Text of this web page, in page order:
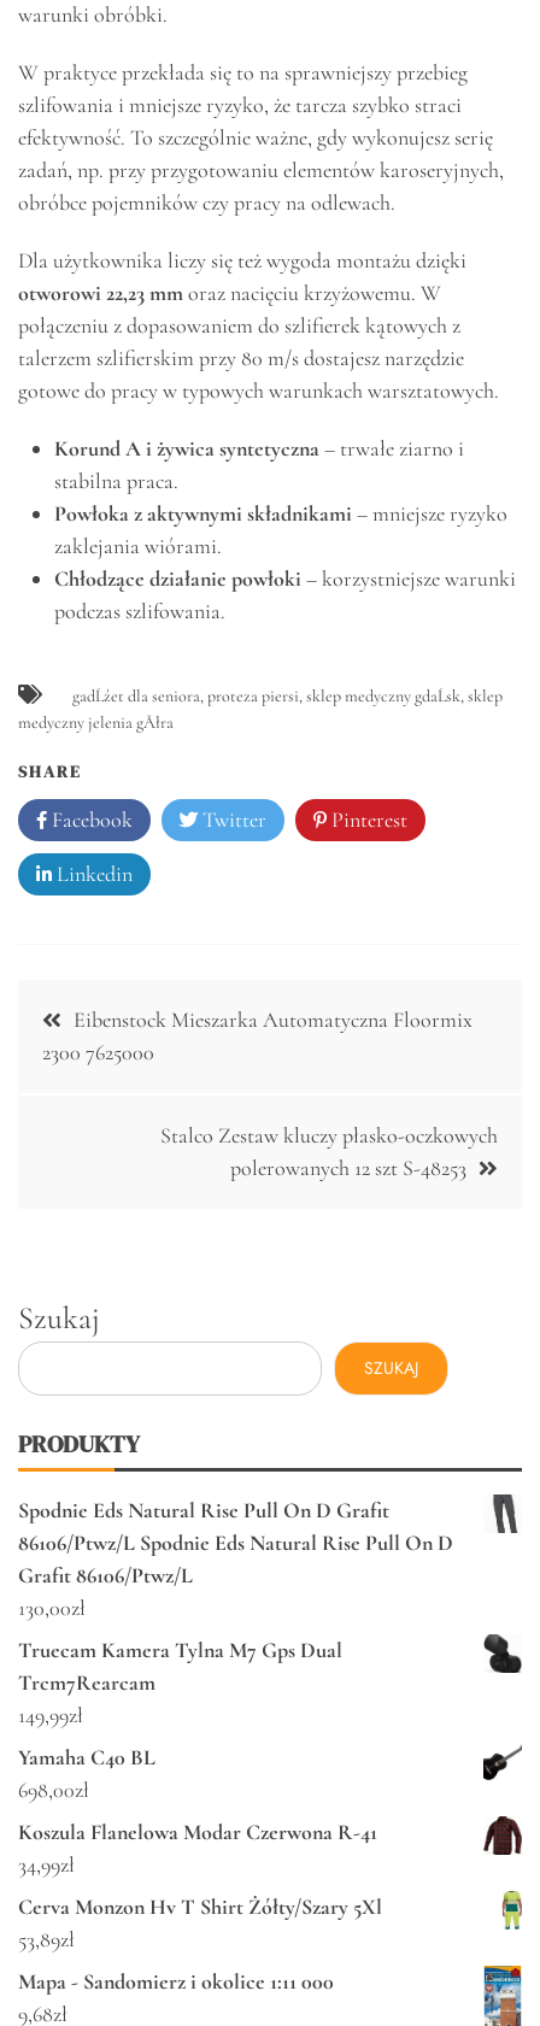
warunki obróbki.
W praktyce przekłada się to na sprawniejszy przebieg
szlifowania i mniejsze ryzyko, że tarcza szybko straci
efektywność. To szczególnie ważne, gdy wykonujesz serię
zadań, np. przy przygotowaniu elementów karoseryjnych,
obróbce pojemników czy pracy na odlewach.
Dla użytkownika liczy się też wygoda montażu dzięki
otworowi 22,23 mmoraz nacięciu krzyżowemu. W
połączeniu z dopasowaniem do szlifierek kątowych z
talerzem szlifierskim przy 80 m/s dostajesz narzędzie
gotowe do pracy w typowych warunkach warsztatowych.
Korund A i żywica syntetyczna– trwałe ziarno i
stabilna praca.
Powłoka z aktywnymi składnikami – mniejsze ryzyko
zaklejania wiórami.
Chłodzące działanie powłoki – korzystniejsze warunki
podczas szlifowania.
gadĹźet dla seniora,proteza piersi,sklep medyczny gdaĹsk,sklep
medyczny jelenia gĂłra
SHARE
Facebook Twitter Pinterest
Linkedin
Nawigacja
wpisu
Eibenstock Mieszarka Automatyczna Floormix
2300 7625000
Stalco Zestaw kluczy płasko-oczkowych
polerowanych 12 szt S-48253
Szukaj
SZUKAJ
PRODUKTY
Spodnie Eds Natural Rise Pull On D Grafit
86106/Ptwz/L Spodnie Eds Natural Rise Pull On D
Grafit 86106/Ptwz/L
130,00zł
Truecam Kamera Tylna M7 Gps Dual
Trcm7Rearcam
149,99zł
Yamaha C40 BL
698,00zł
Koszula Flanelowa Modar Czerwona R-41
34,99zł
Cerva Monzon Hv T Shirt Żółty/Szary 5Xl
53,89zł
Mapa - Sandomierz i okolice 1:11 000
9,68zł